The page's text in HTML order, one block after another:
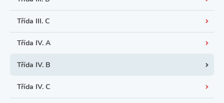
Třída III. C
Třída IV. A
Třída IV. B
Třída IV. C